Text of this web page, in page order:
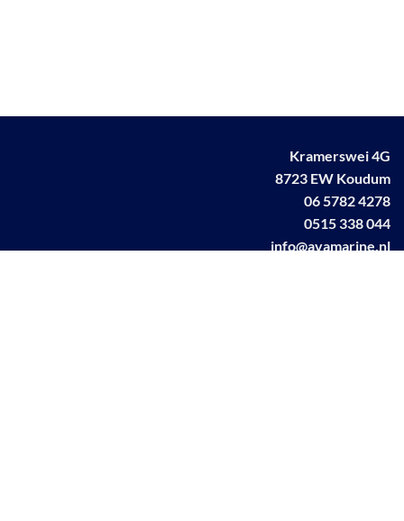
Kramerswei 4G
8723 EW Koudum
06 5782 4278
0515 338 044
info@avamarine.nl